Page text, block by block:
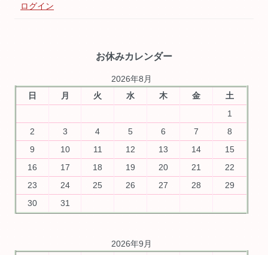
ログイン
お休みカレンダー
2026年8月
日
月 火 水 木 金
土
1
2
3 4 5 6 7
8
9
10 11 12 13 14
15
16
17 18 19 20 21
22
23
24 25 26 27 28
29
30
31
2026年9月